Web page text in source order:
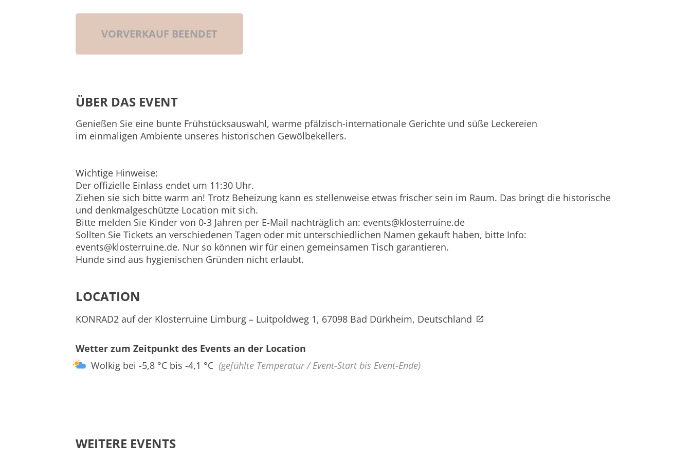
VORVERKAUF BEENDET
ÜBER DAS EVENT
Genießen Sie eine bunte Frühstücksauswahl, warme pfälzisch-internationale Gerichte und süße Leckereien
im einmaligen Ambiente unseres historischen Gewölbekellers.
Wichtige Hinweise:
Der offizielle Einlass endet um 11:30 Uhr.
Ziehen sie sich bitte warm an! Trotz Beheizung kann es stellenweise etwas frischer sein im Raum. Das bringt die historische
und denkmalgeschützte Location mit sich.
Bitte melden Sie Kinder von 0-3 Jahren per E-Mail nachträglich an: events@klosterruine.de
Sollten Sie Tickets an verschiedenen Tagen oder mit unterschiedlichen Namen gekauft haben, bitte Info:
events@klosterruine.de. Nur so können wir für einen gemeinsamen Tisch garantieren.
Hunde sind aus hygienischen Gründen nicht erlaubt.
LOCATION
KONRAD2 auf der Klosterruine Limburg – Luitpoldweg 1, 67098 Bad Dürkheim, Deutschland
Wetter zum Zeitpunkt des Events an der Location
Wolkig bei -5,8 °C bis -4,1 °C (gefühlte Temperatur / Event-Start bis Event-Ende)
WEITERE EVENTS